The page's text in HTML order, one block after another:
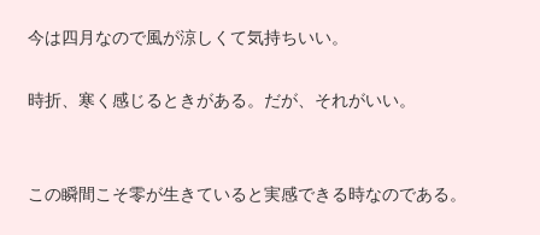
今は四月なので風が涼しくて気持ちいい。
時折、寒く感じるときがある。だが、それがいい。
この瞬間こそ零が生きていると実感できる時なのである。